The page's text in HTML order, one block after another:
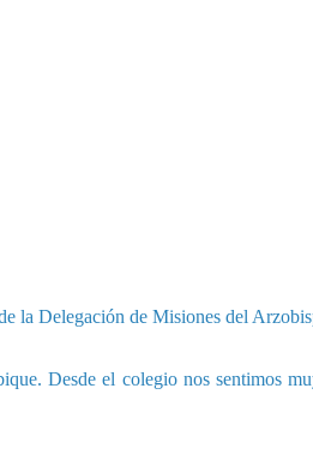
la Delegación de Misiones del
Desde el colegio nos sentimos